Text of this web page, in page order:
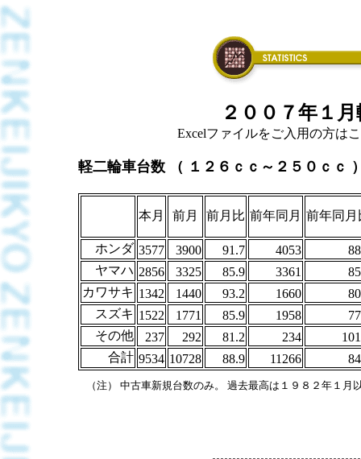
２００７年１
Excelファイルをご入用の方は
軽二輪車台数 （ １２６ｃｃ～２５０ｃｃ
本月 前月 前月比 前年同月 前年同月
ホンダ 3577 3900 91.7 4053
ヤマハ 2856 3325 85.9 3361
カワサキ 1342 1440 93.2 1660
スズキ 1522 1771 85.9 1958
その他
237 292 81.2 234
合計 9534 10728 88.9 11266
（注） 中古車新規台数のみ。 過去最高は１９８２年１月